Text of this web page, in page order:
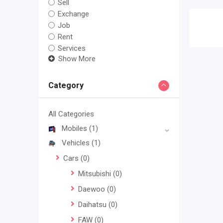
Sell
Exchange
Job
Rent
Services
Show More
Category
All Categories
Mobiles (1)
Vehicles (1)
Cars (0)
Mitsubishi (0)
Daewoo (0)
Daihatsu (0)
FAW (0)